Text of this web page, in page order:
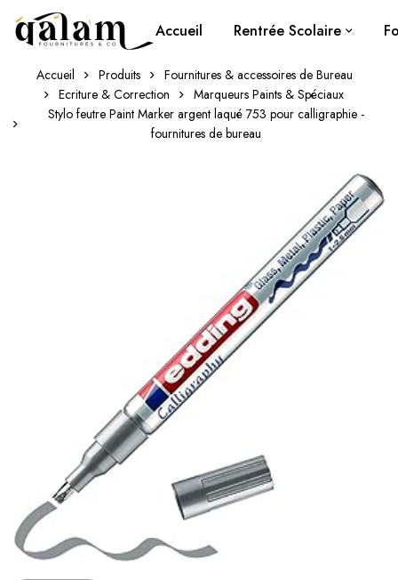
Accueil Rentrée Scolaire
Accueil Produits
Fournitures & accessoires de Bureau
Ecriture & Correction
Marqueurs Paints & Spéciaux
Stylo feutre Paint Marker argent laqué 753 pour calligraphie -
fournitures de bureau